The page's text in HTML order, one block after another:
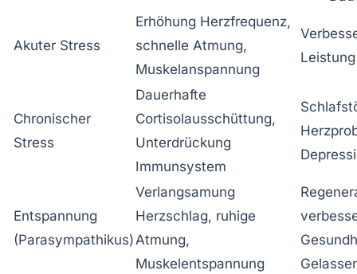
Akuter Stress
Erhöhung Herzfrequenz,
schnelle Atmung,
Muskelanspannung
Chronischer
Stress
Dauerhafte
Cortisolausschüttung,
Unterdrückung
Immunsystem
Entspannung
(Parasympathikus)
Verlangsamung
Herzschlag, ruhige
Atmung,
Muskelentspannung